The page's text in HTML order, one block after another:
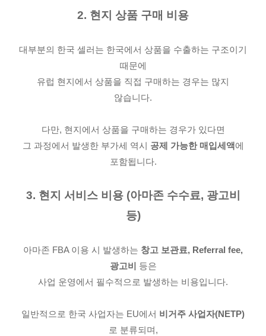
2. 현지 상품 구매 비용
대부분의 한국 셀러는 한국에서 상품을 수출하는 구조이기
때문에
유럽 현지에서 상품을 직접 구매하는 경우는 많지
않습니다.
다만, 현지에서 상품을 구매하는 경우가 있다면
그 과정에서 발생한 부가세 역시 공제 가능한 매입세액 에
포함됩니다.
3. 현지 서비스 비용 (아마존 수수료, 광고비
등)
아마존 FBA 이용 시 발생하는 창고 보관료, Referral fee,
광고비
등은
사업 운영에서 필수적으로 발생하는 비용입니다.
일반적으로 한국 사업자는 EU에서 비거주 사업자(NETP)
로 분류되며,